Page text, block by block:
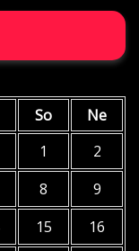
So
Ne
1
2
8
9
15 16